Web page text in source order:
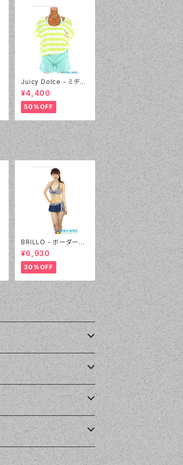
Juicy Dolce - ミディ
アムドット（3405 - 60:
グリーン）
¥4,400
50%OFF
BRILLO - ボーダー&
デニムビキニ キュロパ
ンセット（3312 - 05:ブ
ラック）
¥6,930
30%OFF